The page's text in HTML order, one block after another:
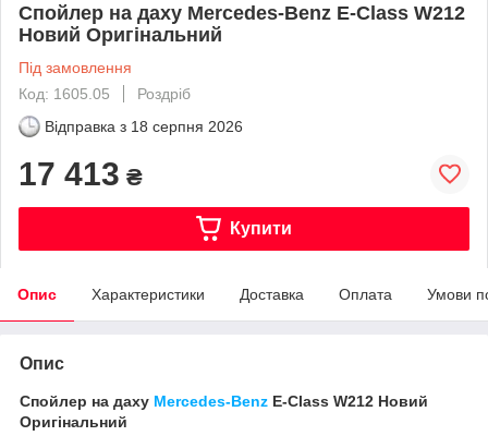
Спойлер на даху Mercedes-Benz E-Class W212
Новий Оригінальний
Під замовлення
Код: 1605.05
Роздріб
Відправка з 18 серпня 2026
17 413 ₴
Купити
Опис Характеристики Доставка Оплата Умови
Опис
Спойлер на даху Mercedes-Benz E-Class W212 Новий
Оригінальний